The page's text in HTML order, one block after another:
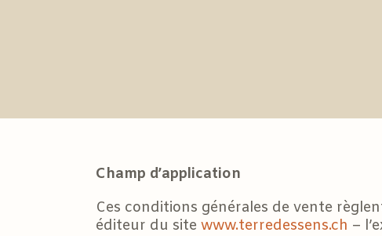
Champ d’application
Ces conditions générales de vente
éditeur du site www.terredessens.ch –